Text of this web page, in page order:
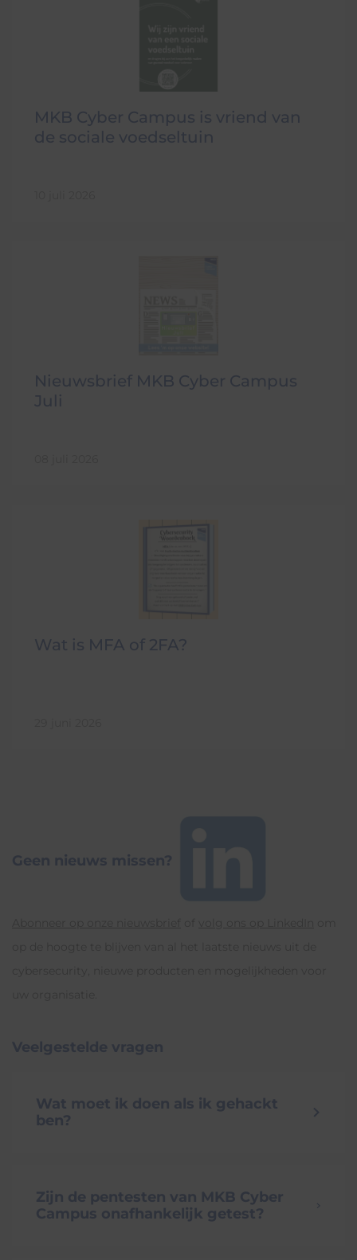
MKB Cyber Campus is vriend van
de sociale voedseltuin
Nieuwsbrief MKB Cyber Campus
Juli
Wat is MFA of 2FA?
Geen nieuws missen?
Veelgestelde vragen
Wat moet ik doen als ik gehackt
ben?
Zijn de pentesten van MKB Cyber
Campus onafhankelijk getest?